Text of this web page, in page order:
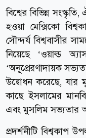
বিশ্বের বিভিন্ন
হওয়া মেক্সিকো
সৌন্দর্য বিশ্ববাসীর
নিয়েছে ‘ওয়াল্ড
‘অনুপ্রেরণাদায়ক
উদ্বোধন করেছে, যার
কাছে ইসলামের
এবং মুসলিম সভ্যতার
প্রদর্শনীটি বিশ্বকাপ